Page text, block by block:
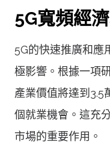
5G寬頻經
5G的快速推廣和應
極影響。根據一項
產業價值將達到3.5
個就業機會。這充
市場的重要作用。